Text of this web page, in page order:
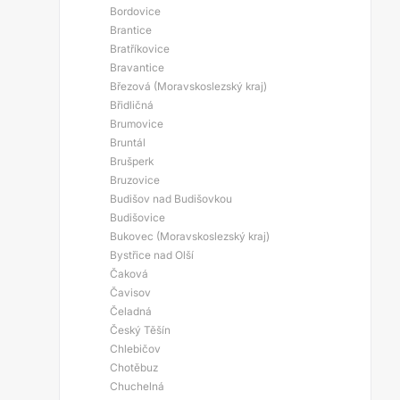
Bordovice
Brantice
Bratříkovice
Bravantice
Březová (Moravskoslezský kraj)
Břidličná
Brumovice
Bruntál
Brušperk
Bruzovice
Budišov nad Budišovkou
Budišovice
Bukovec (Moravskoslezský kraj)
Bystřice nad Olší
Čaková
Čavisov
Čeladná
Český Těšín
Chlebičov
Chotěbuz
Chuchelná